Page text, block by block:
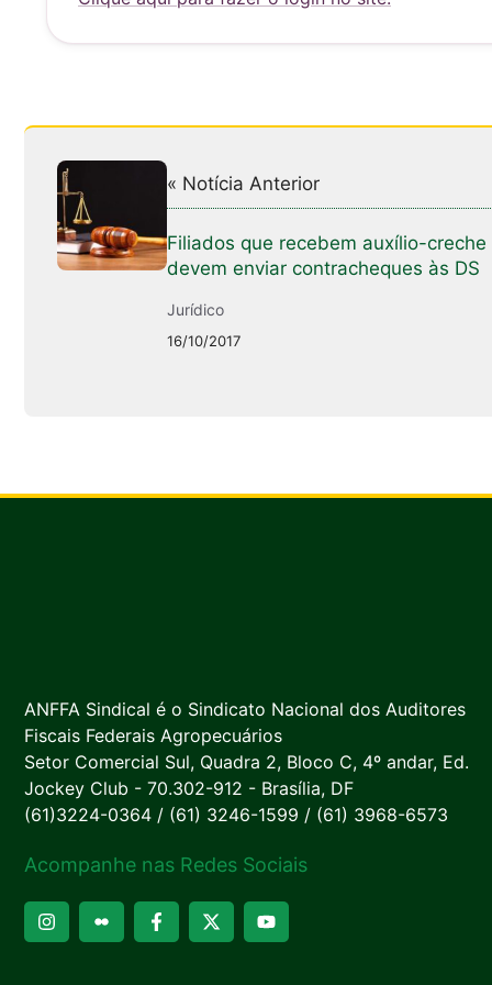
A
p
b
o
k
« Notícia Anterior
Filiados que recebem auxílio-creche
devem enviar contracheques às DS
Jurídico
16/10/2017
ANFFA Sindical é o Sindicato Nacional dos Auditores
Fiscais Federais Agropecuários
Setor Comercial Sul, Quadra 2, Bloco C, 4º andar, Ed.
Jockey Club - 70.302-912 - Brasília, DF
(61)3224-0364 / (61) 3246-1599 / (61) 3968-6573
Acompanhe nas Redes Sociais